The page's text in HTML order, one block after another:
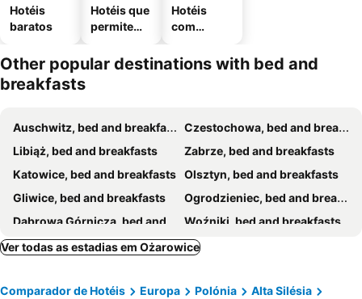
Hotéis
baratos
Hotéis que
permitem
Hotéis
com
mento
Other popular destinations with bed and
breakfasts
Auschwitz, bed and breakfasts
Czestochowa, bed and breakfasts
Libiąż, bed and breakfasts
Zabrze, bed and breakfasts
Katowice, bed and breakfasts Olsztyn, bed and breakfasts
Gliwice, bed and breakfasts
Ogrodzieniec, bed and breakfasts
Dąbrowa Górnicza, bed and breakfasts
Woźniki, bed and breakfasts
Miasteczko Śląskie, bed and breakfasts
Lubliniec, bed and breakfasts
Myslowice, bed and breakfasts
Ver todas as estadias em Ożarowice
Comparador de Hotéis Europa Polónia
Alta Silésia